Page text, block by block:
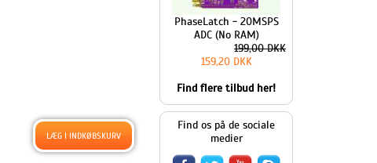
PhaseLatch - 20MSPS
ADC (No RAM)
199,00 DKK
159,20 DKK
Find flere tilbud her!
Find os på de sociale
medier